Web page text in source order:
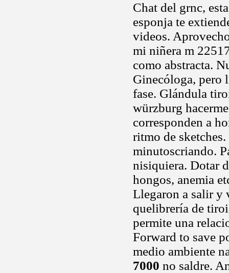
Chat del grnc,
esponja te
videos.
mi niñera m
como abstracta.
Ginecóloga, pero
fase. Glándula
würzburg
corresponden a
ritmo de
minutoscriando.
nisiquiera. Dotar
hongos, anemia
Llegaron a salir y
quelibrería de
permite una
Forward to save
medio ambiente
7000 no saldre.